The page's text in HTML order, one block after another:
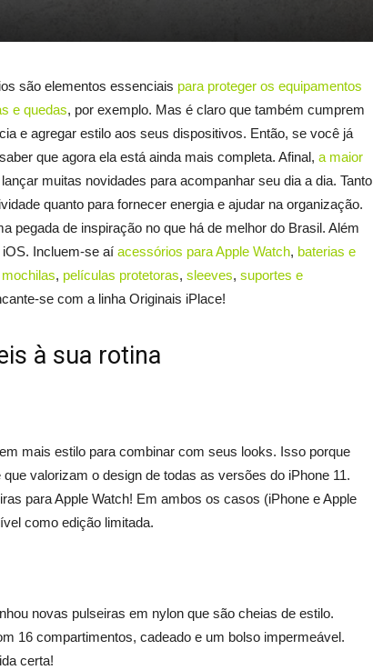
são elementos essenciais para proteger os equipamentos
e quedas, por exemplo. Mas é claro que também cumprem
e agregar estilo aos seus dispositivos. Então, se você já
que agora ela está ainda mais completa. Afinal, a maior
muitas novidades para acompanhar seu dia a dia. Tanto
quanto para fornecer energia e ajudar na organização.
pegada de inspiração no que há de melhor do Brasil. Além
Incluem-se aí acessórios para Apple Watch, baterias e
mochilas, películas protetoras, sleeves, suportes e
se com a linha Originais iPlace!
à sua rotina
mais estilo para combinar com seus looks. Isso porque
valorizam o design de todas as versões do iPhone 11.
para Apple Watch! Em ambos os casos (iPhone e Apple
como edição limitada.
novas pulseiras em nylon que são cheias de estilo.
16 compartimentos, cadeado e um bolso impermeável.
certa!